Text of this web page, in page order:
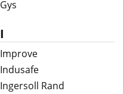
Gys
I
Improve
Indusafe
Ingersoll Rand